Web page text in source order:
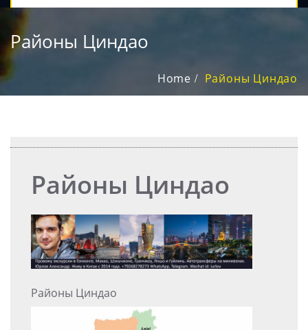
Районы Циндао
Home Районы Циндао
Районы Циндао
Районы Циндао